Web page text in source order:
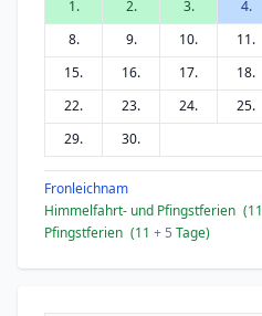
1. 2. 3. 4.
8.
9. 10. 11.
15.
16. 17. 18.
22.
23. 24. 25.
29.
30.
Fronleichnam
Himmelfahrt- und Pfingstferien (11
Pfingstferien (11 + 5 Tage)